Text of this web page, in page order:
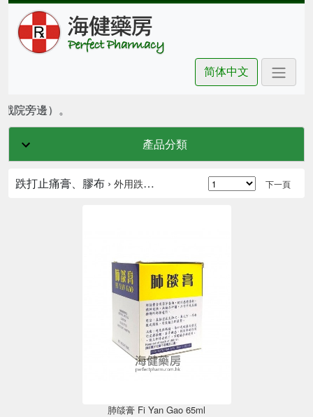
简体中文
旁邊）。
產品分類
跌打止痛膏、膠布 › 外用跌打止痛膏 下一頁
肺燄膏 Fi Yan Gao 65ml